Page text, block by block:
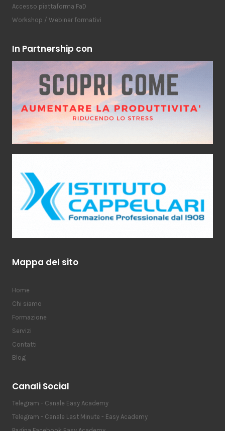
Accesso piattaforma FaD
Workshop / Webinar formativi
In Partnership con
Mappa del sito
Home
Chi siamo
Formazione
Servizi
Contatti
Blog
Canali Social
Telegram - Canale Easy Academy
Telegram - Canale Last Minute - Easy Academy